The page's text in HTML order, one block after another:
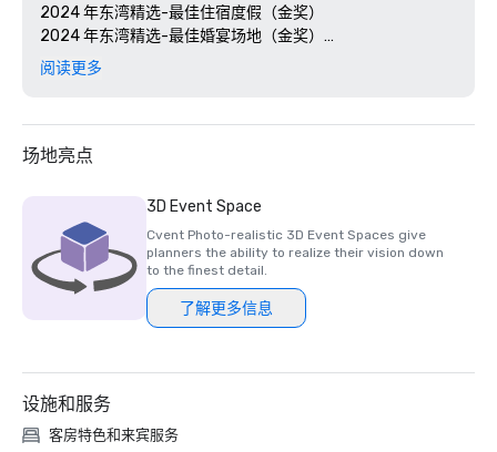
2024 年东湾精选-最佳住宿度假（金奖）
2024 年东湾精选-最佳婚宴场地（金奖）
2024 年东湾最佳-最佳酒店酒吧（莱姆伍德银奖）
大学城20家最佳酒店
大湾区 15 个最佳水疗中心
世界第 23 家最佳酒店
加利福尼亚州伯克利最佳酒店
美国最佳费尔蒙特酒店及度假村
2025 年《福布斯旅游指南》入门奖得主
2025 Loverly List 最佳之选-婚礼场地
阅读更多
场地亮点
3D Event Space
Cvent Photo-realistic 3D Event Spaces give
planners the ability to realize their vision down
to the finest detail.
了解更多信息
设施和服务
客房特色和来宾服务